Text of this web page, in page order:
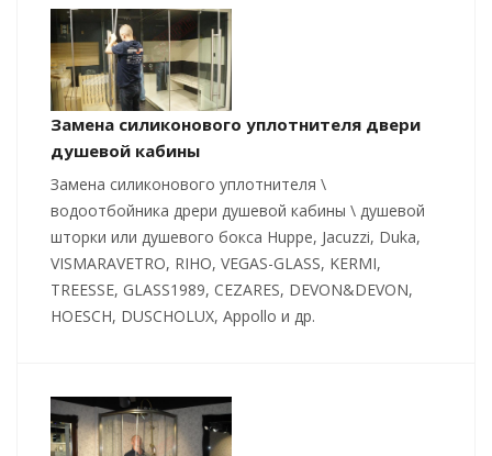
Замена силиконового уплотнителя двери
душевой кабины
Замена силиконового уплотнителя \
водоотбойника дрери душевой кабины \ душевой
шторки или душевого бокса Huppe, Jacuzzi, Duka,
VISMARAVETRO, RIHO, VEGAS-GLASS, KERMI,
TREESSE, GLASS1989, CEZARES, DEVON&DEVON,
HOESCH, DUSCHOLUX, Appollo и др.